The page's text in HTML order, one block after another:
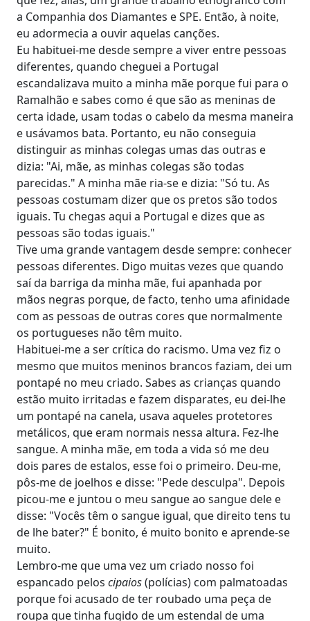
a Companhia dos Diamantes e SPE. Então, à noite,
eu adormecia a ouvir aquelas canções.
Eu habituei-me desde sempre a viver entre pessoas
diferentes, quando cheguei a Portugal
escandalizava muito a minha mãe porque fui para o
Ramalhão e sabes como é que são as meninas de
certa idade, usam todas o cabelo da mesma maneira
e usávamos bata. Portanto, eu não conseguia
distinguir as minhas colegas umas das outras e
dizia: "Ai, mãe, as minhas colegas são todas
parecidas." A minha mãe ria-se e dizia: "Só tu. As
pessoas costumam dizer que os pretos são todos
iguais. Tu chegas aqui a Portugal e dizes que as
pessoas são todas iguais."
Tive uma grande vantagem desde sempre: conhecer
pessoas diferentes. Digo muitas vezes que quando
saí da barriga da minha mãe, fui apanhada por
mãos negras porque, de facto, tenho uma afinidade
com as pessoas de outras cores que normalmente
os portugueses não têm muito.
Habituei-me a ser crítica do racismo. Uma vez fiz o
mesmo que muitos meninos brancos faziam, dei um
pontapé no meu criado. Sabes as crianças quando
estão muito irritadas e fazem disparates, eu dei-lhe
um pontapé na canela, usava aqueles protetores
metálicos, que eram normais nessa altura. Fez-lhe
sangue. A minha mãe, em toda a vida só me deu
dois pares de estalos, esse foi o primeiro. Deu-me,
pôs-me de joelhos e disse: "Pede desculpa". Depois
picou-me e juntou o meu sangue ao sangue dele e
disse: "Vocês têm o sangue igual, que direito tens tu
de lhe bater?" É bonito, é muito bonito e aprende-se
muito.
Lembro-me que uma vez um criado nosso foi
espancado pelos cipaios(polícias) com palmatoadas
porque foi acusado de ter roubado uma peça de
roupa que tinha fugido de um estendal de uma